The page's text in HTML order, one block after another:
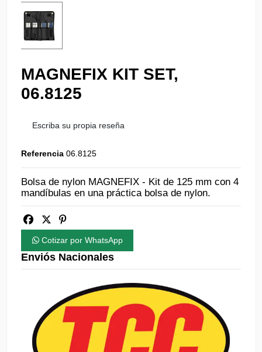
MAGNEFIX KIT SET,
06.8125
Escriba su propia reseña
Referencia 06.8125
Bolsa de nylon MAGNEFIX - Kit de 125 mm con 4
mandíbulas en una práctica bolsa de nylon.
Cotizar por WhatsApp
Enviós Nacionales